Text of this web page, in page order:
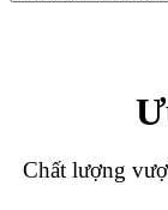
Chất lượng